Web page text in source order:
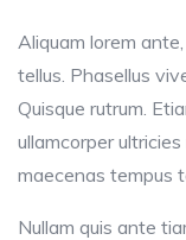
Aliquam lorem
tellus. Phasellus
Quisque rutrum.
ullamcorper
maecenas tempus
Nullam quis ante